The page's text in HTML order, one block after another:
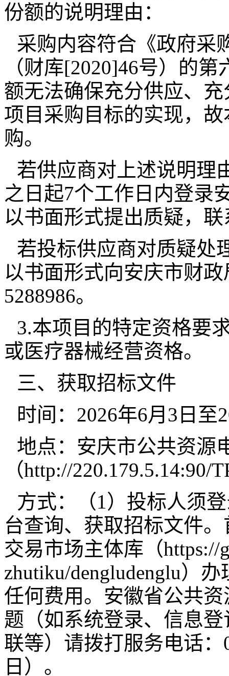
份额的说明理由：
采购内容符合《政府采
（财库[2020]46号）的
额无法确保充分供应、
项目采购目标的实现，
购。
若供应商对上述说明理
之日起7个工作日内登录
以书面形式提出质疑，
若投标供应商对质疑处
以书面形式向安庆市财
5288986。
3.本项目的特定资格要
或医疗器械经营资格。
三、获取招标文件
时间：2026年6月3日至
地点：安庆市公共资源
（http://220.179.5.14:90/
方式：（1）投标人须
台查询、获取招标文件
交易市场主体库（https://
zhutiku/dengludenglu）
任何费用。安徽省公共
题（如系统登录、信息
联等）请拨打服务电话：
日）。